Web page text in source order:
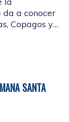
a conocer
y
SANTA